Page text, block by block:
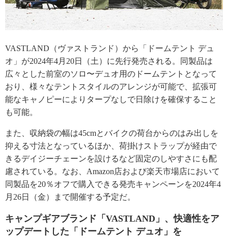
VASTLAND（ヴァストランド）から「ドームテント デュ
オ」が2024年4月20日（土）に先行発売される。同製品は
広々とした前室のソロ〜デュオ用のドームテントとなって
おり、様々なテントスタイルのアレンジが可能で、拡張可
能なキャノピーによりタープなしで日除けを確保すること
も可能。
また、収納袋の幅は45cmとバイクの荷台からのはみ出しを
抑える寸法となっているほか、荷掛けストラップが経由で
きるデイジーチェーンを設けるなど固定のしやすさにも配
慮されている。なお、Amazon店および楽天市場店において
同製品を20％オフで購入できる発売キャンペーンを2024年4
月26日（金）まで開催する予定だ。
キャンプギアブランド「VASTLAND」、快適性をア
ップデートした「ドームテント デュオ」を